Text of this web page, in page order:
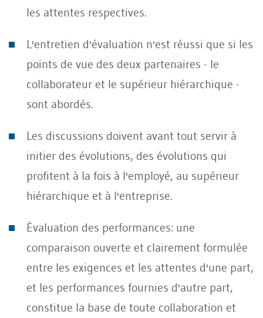
les attentes respectives.
L'entretien d'évaluation n'est réussi que si les
points de vue des deux partenaires - le
collaborateur et le supérieur hiérarchique -
sont abordés.
Les discussions doivent avant tout servir à
initier des évolutions, des évolutions qui
profitent à la fois à l'employé, au supérieur
hiérarchique et à l'entreprise.
Évaluation des performances: une
comparaison ouverte et clairement formulée
entre les exigences et les attentes d'une part,
et les performances fournies d'autre part,
constitue la base de toute collaboration et